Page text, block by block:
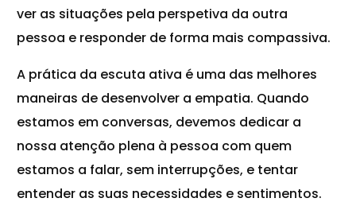
ver as situações pela perspetiva da outra
pessoa e responder de forma mais compassiva.
A prática da escuta ativa é uma das melhores
maneiras de desenvolver a empatia. Quando
estamos em conversas, devemos dedicar a
nossa atenção plena à pessoa com quem
estamos a falar, sem interrupções, e tentar
entender as suas necessidades e sentimentos.